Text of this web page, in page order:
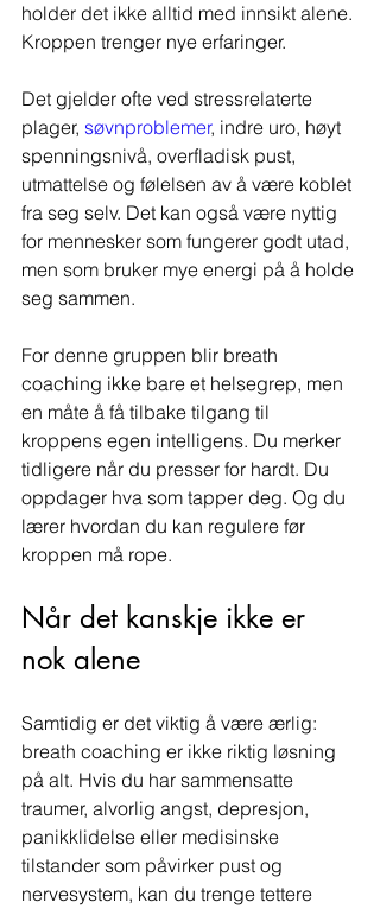
holder det ikke alltid med innsikt alene.
Kroppen trenger nye erfaringer.
Det gjelder ofte ved stressrelaterte
plager, søvnproblemer, indre uro, høyt
spenningsnivå, overfladisk pust,
utmattelse og følelsen av å være koblet
fra seg selv. Det kan også være nyttig
for mennesker som fungerer godt utad,
men som bruker mye energi på å holde
seg sammen.
For denne gruppen blir breath
coaching ikke bare et helsegrep, men
en måte å få tilbake tilgang til
kroppens egen intelligens. Du merker
tidligere når du presser for hardt. Du
oppdager hva som tapper deg. Og du
lærer hvordan du kan regulere før
kroppen må rope.
Når det kanskje ikke er
nok alene
Samtidig er det viktig å være ærlig:
breath coaching er ikke riktig løsning
på alt. Hvis du har sammensatte
traumer, alvorlig angst, depresjon,
panikklidelse eller medisinske
tilstander som påvirker pust og
nervesystem, kan du trenge tettere